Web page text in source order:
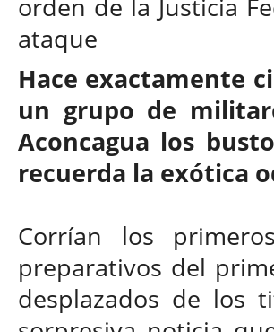
orden de la Justicia
ataque
Hace exactamente
un grupo de
Aconcagua los
recuerda la exótica
Corrían los
preparativos del
desplazados de los